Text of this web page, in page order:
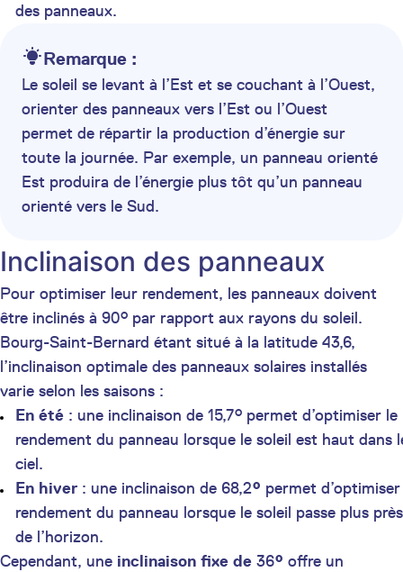
des panneaux.
Remarque :
Le soleil se levant à l’Est et se couchant à l’Ouest,
orienter des panneaux vers l’Est ou l’Ouest
permet de répartir la production d’énergie sur
toute la journée. Par exemple, un panneau orienté
Est produira de l’énergie plus tôt qu’un panneau
orienté vers le Sud.
Inclinaison des panneaux
Pour optimiser leur rendement, les panneaux doivent
être inclinés à 90° par rapport aux rayons du soleil.
Bourg-Saint-Bernard étant situé à la latitude 43,6,
l’inclinaison optimale des panneaux solaires installés
varie selon les saisons :
En été : une inclinaison de 15,7° permet d’optimiser le
rendement du panneau lorsque le soleil est haut dans
ciel.
En hiver : une inclinaison de 68,2° permet
rendement du panneau lorsque le soleil passe plus près
de l’horizon.
Cependant, une inclinaison fixe de 36° offre un